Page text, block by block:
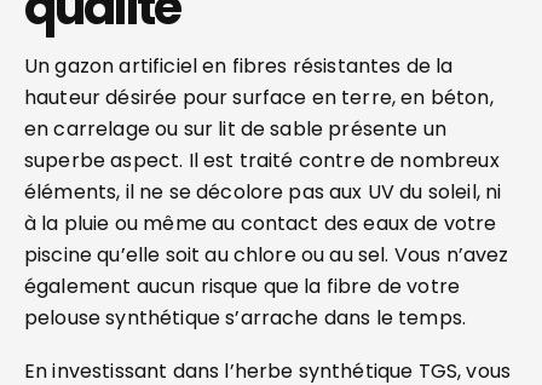
Un gazon artificiel en fibres résistantes de la
hauteur désirée pour surface en terre, en béton,
en carrelage ou sur lit de sable présente un
superbe aspect. Il est traité contre de nombreux
éléments, il ne se décolore pas aux UV du soleil, ni
à la pluie ou même au contact des eaux de votre
piscine qu’elle soit au chlore ou au sel. Vous n’avez
également aucun risque que la fibre de votre
pelouse synthétique s’arrache dans le temps.
En investissant dans l’herbe synthétique TGS, vous